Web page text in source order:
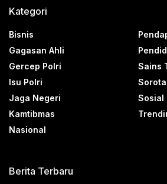
Kategori
Bisnis
Gagasan Ahli
Gercep Polri
Isu Polri
Jaga Negeri
Kamtibmas
Nasional
Sains
Sosial
Berita Terbaru